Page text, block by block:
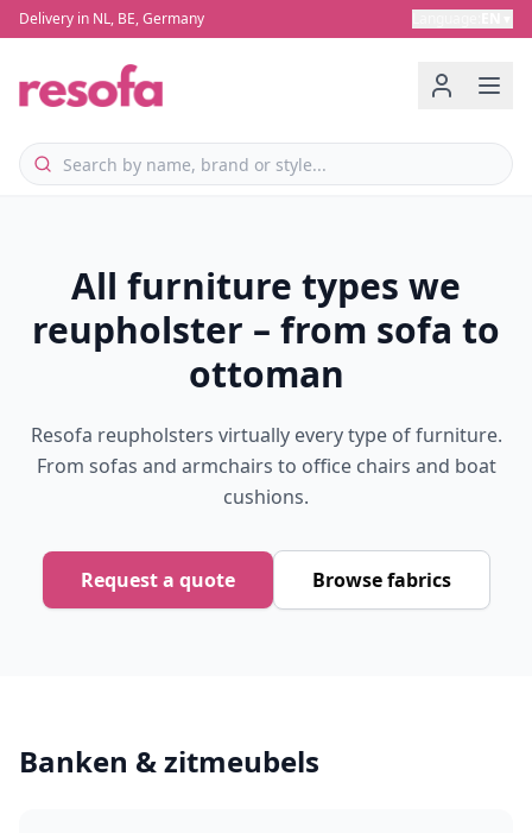
Delivery in NL, BE, Germany
All furniture types we
reupholster – from sofa to
ottoman
Resofa reupholsters virtually every type of furniture.
From sofas and armchairs to office chairs and boat
cushions.
Request a quote Browse fabrics
Banken & zitmeubels